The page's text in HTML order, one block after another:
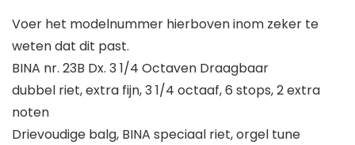
Voer het modelnummer hierboven inom zeker te
weten dat dit past.
BINA nr. 23B Dx. 3 1/4 Octaven Draagbaar
dubbel riet, extra fijn, 3 1/4 octaaf, 6 stops, 2 extra
noten
Drievoudige balg, BINA speciaal riet, orgel tune